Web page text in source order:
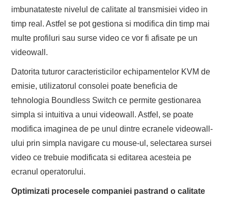
imbunatateste nivelul de calitate al transmisiei video in
timp real. Astfel se pot gestiona si modifica din timp mai
multe profiluri sau surse video ce vor fi afisate pe un
videowall.
Datorita tuturor caracteristicilor echipamentelor KVM de
emisie, utilizatorul consolei poate beneficia de
tehnologia Boundless Switch ce permite gestionarea
simpla si intuitiva a unui videowall. Astfel, se poate
modifica imaginea de pe unul dintre ecranele videowall-
ului prin simpla navigare cu mouse-ul, selectarea sursei
video ce trebuie modificata si editarea acesteia pe
ecranul operatorului.
Optimizati procesele companiei pastrand o calitate